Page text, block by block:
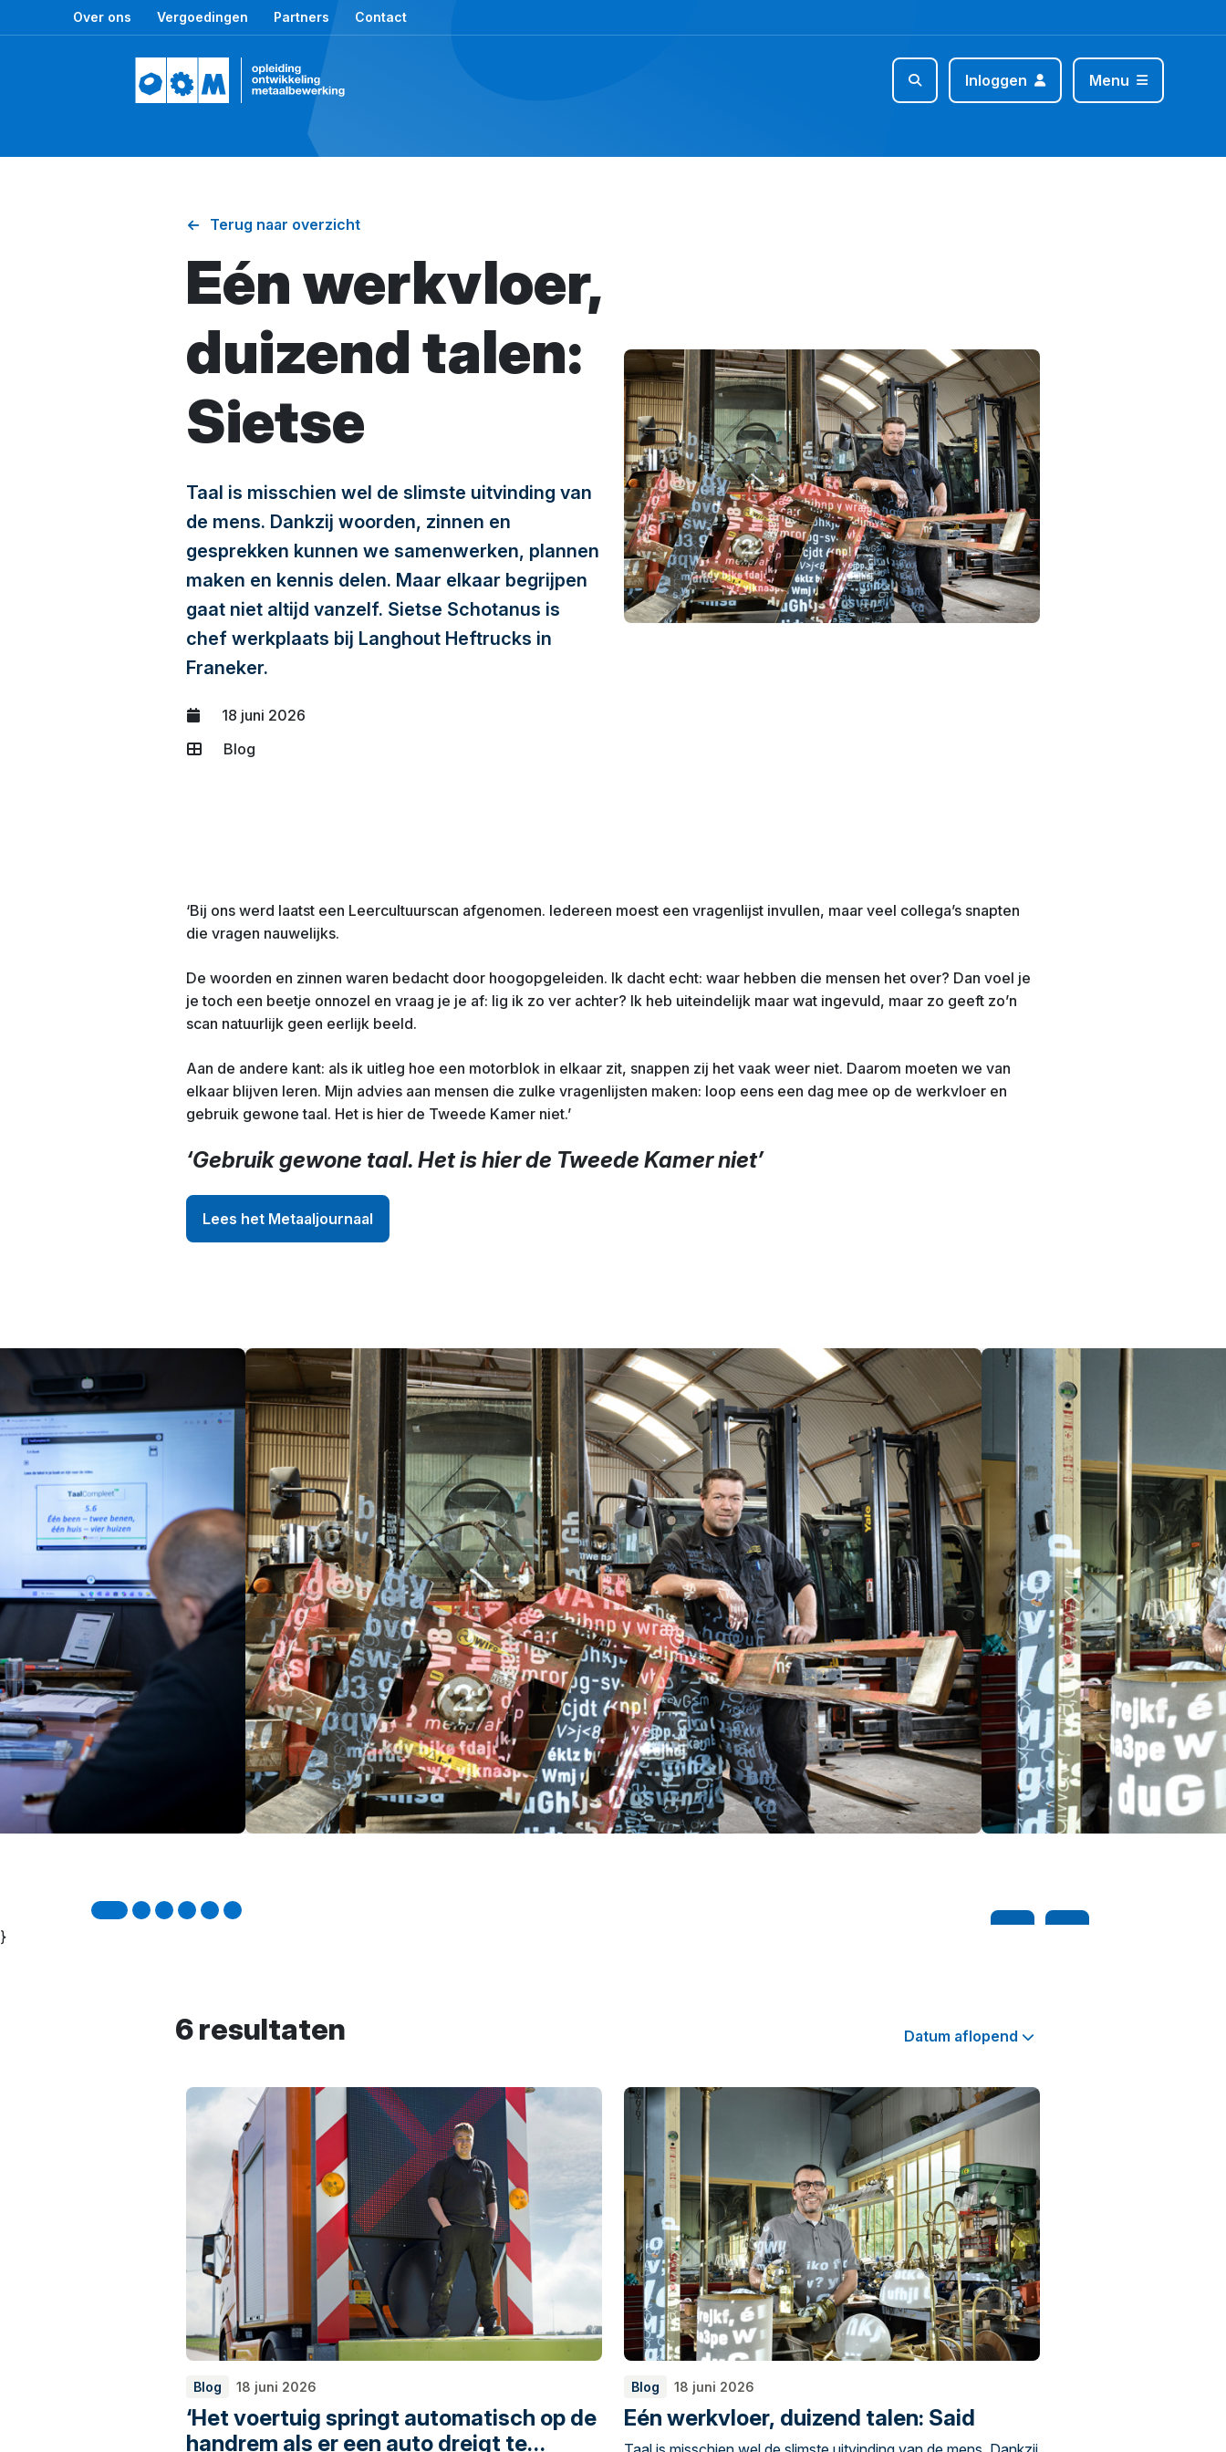
Over ons Vergoedingen Partners Contact
Inloggen Menu
Terug naar overzicht
Eén werkvloer,
duizend talen:
Sietse
Taal is misschien wel de slimste uitvinding van
de mens. Dankzij woorden, zinnen en
gesprekken kunnen we samenwerken, plannen
maken en kennis delen. Maar elkaar begrijpen
gaat niet altijd vanzelf. Sietse Schotanus is
chef werkplaats bij Langhout Heftrucks in
Franeker.
18 juni 2026
Blog
‘Bij ons werd laatst een Leercultuurscan afgenomen. Iedereen moest een vragenlijst invullen, maar veel collega’s snapten
die vragen nauwelijks.
De woorden en zinnen waren bedacht door hoogopgeleiden. Ik dacht echt: waar hebben die mensen het over? Dan voel je
je toch een beetje onnozel en vraag je je af: lig ik zo ver achter? Ik heb uiteindelijk maar wat ingevuld, maar zo geeft zo’n
scan natuurlijk geen eerlijk beeld.
Aan de andere kant: als ik uitleg hoe een motorblok in elkaar zit, snappen zij het vaak weer niet. Daarom moeten we van
elkaar blijven leren. Mijn advies aan mensen die zulke vragenlijsten maken: loop eens een dag mee op de werkvloer en
gebruik gewone taal. Het is hier de Tweede Kamer niet.’
‘Gebruik gewone taal. Het is hier de Tweede Kamer niet’
Lees het Metaaljournaal
}
6 resultaten Datum aflopend
Blog 18 juni 2026
‘Het voertuig springt automatisch op de
handrem als er een auto dreigt te
Blog 18 juni 2026
Eén werkvloer, duizend talen: Said